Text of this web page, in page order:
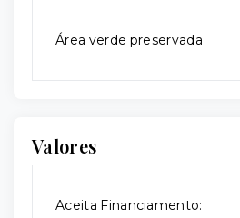
Área verde preservada
Valores
Aceita Financiamento: